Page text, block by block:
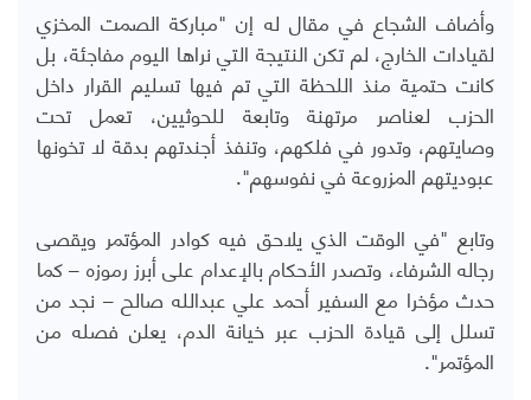
وأضاف الشجاع في مقال له إن "مباركة الصمت المخزي
لقيادات الخارج، لم تكن النتيجة التي نراها اليوم مفاجئة، بل
كانت حتمية منذ اللحظة التي تم فيها تسليم القرار داخل
الحزب لعناصر مرتهنة وتابعة للحوثيين، تعمل تحت
وصايتهم، وتدور في فلكهم، وتنفذ أجندتهم بدقة لا تخونها
عبوديتهم المزروعة في نفوسهم".
وتابع "في الوقت الذي يلاحق فيه كوادر المؤتمر ويقصى
رجاله الشرفاء، وتصدر الأحكام بالإعدام على أبرز رموزه – كما
حدث مؤخرا مع السفير أحمد علي عبدالله صالح – نجد من
تسلل إلى قيادة الحزب عبر خيانة الدم، يعلن فصله من
المؤتمر".